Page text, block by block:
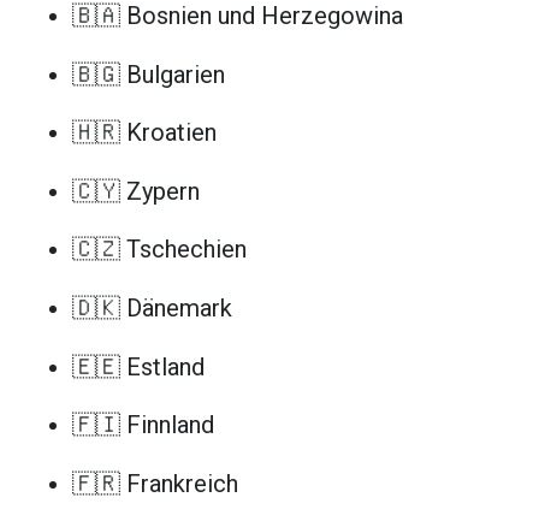
🇧🇦 Bosnien und Herzegowina
🇧🇬 Bulgarien
🇭🇷 Kroatien
🇨🇾 Zypern
🇨🇿 Tschechien
🇩🇰 Dänemark
🇪🇪 Estland
🇫🇮 Finnland
🇫🇷 Frankreich